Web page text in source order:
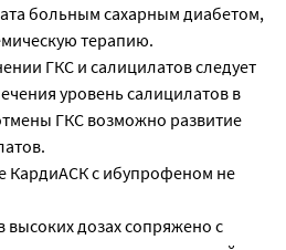
больным сахарным диабетом,
терапию.
ГКС и салицилатов следует
уровень салицилатов в
ГКС возможно развитие
КардиАСК с ибупрофеном не
дозах сопряжено с